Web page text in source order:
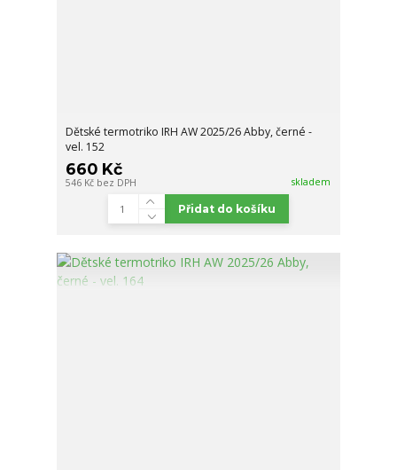
Dětské termotriko IRH AW 2025/26 Abby, černé -
vel. 152
660 Kč
546 Kč bez DPH skladem
Přidat do košíku